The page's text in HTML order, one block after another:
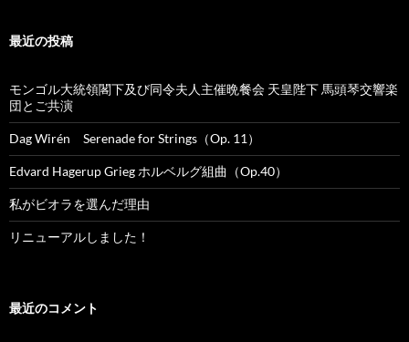
最近の投稿
モンゴル大統領閣下及び同令夫人主催晩餐会 天皇陛下 馬頭琴交響楽
団とご共演
Dag Wirén Serenade for Strings（Op. 11）
Edvard Hagerup Grieg ホルベルグ組曲（Op.40）
私がビオラを選んだ理由
リニューアルしました！
最近のコメント